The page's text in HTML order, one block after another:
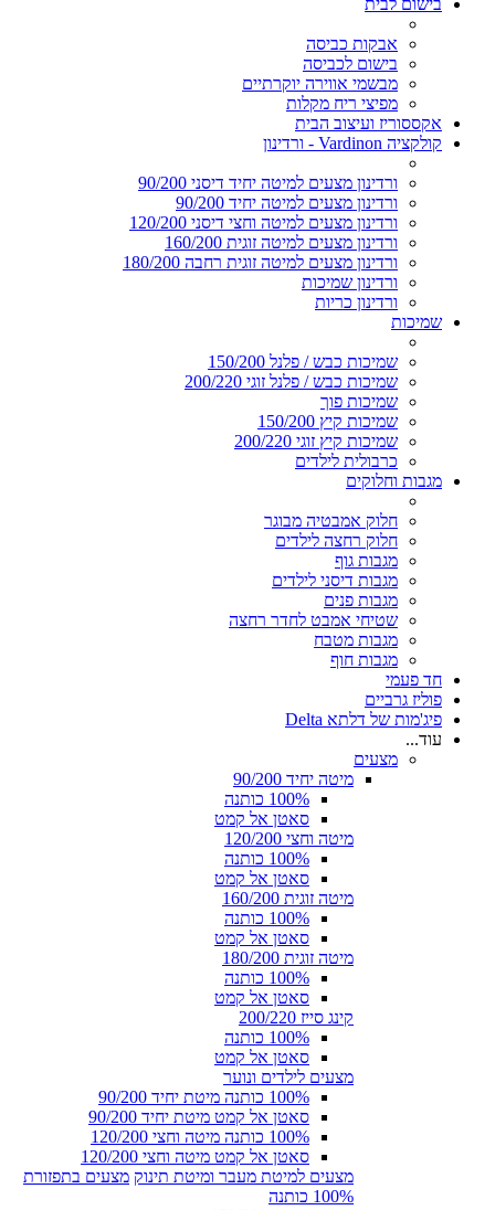
אבקות כביסה
בישום לכביסה
מבשמי אווירה יוקרתיים
מפיצי ריח מקלות
אקססוריז ועיצוב הבית
קולקציה Vardinon - ורדינון
ורדינון מצעים למיטה יחיד דיסני 90/200
ורדינון מצעים למיטה יחיד 90/200
ורדינון מצעים למיטה וחצי דיסני 120/200
ורדינון מצעים למיטה זוגית 160/200
ורדינון מצעים למיטה זוגית רחבה 180/200
ורדינון שמיכות
ורדינון כריות
שמיכות
שמיכות כבש / פלנל 150/200
שמיכות כבש / פלנל זוגי 200/220
שמיכות פוך
שמיכות קיץ 150/200
שמיכות קיץ זוגי 200/220
כרבולית לילדים
מגבות וחלוקים
חלוק אמבטיה מבוגר
חלוק רחצה לילדים
מגבות גוף
מגבות דיסני לילדים
מגבות פנים
שטיחי אמבט לחדר רחצה
מגבות מטבח
מגבות חוף
חד פעמי
פוליז גרביים
פיג'מות של דלתא Delta
עוד...
מצעים
מיטה יחיד 90/200
100% כותנה
סאטן אל קמט
מיטה וחצי 120/200
100% כותנה
סאטן אל קמט
מיטה זוגית 160/200
100% כותנה
סאטן אל קמט
מיטה זוגית 180/200
100% כותנה
סאטן אל קמט
קינג סייז 200/220
100% כותנה
סאטן אל קמט
מצעים לילדים ונוער
100% כותנה מיטת יחיד 90/200
סאטן אל קמט מיטת יחיד 90/200
100% כותנה מיטה וחצי 120/200
סאטן אל קמט מיטה וחצי 120/200
מצעים למיטת מעבר ומיטת תינוק מצעים בתפזורת
100% כותנה